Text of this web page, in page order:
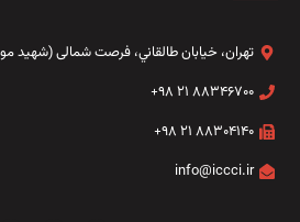
تهران، خيابان طالقاني،‌ فرصت شمالی (شهید
۸۸۳۴۶۷۰۰ ۲۱ ۹۸+
۸۸۳۰۴۱۴۰ ۲۱ ۹۸+
info@iccci.ir